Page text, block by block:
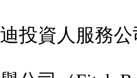
投資人服務公